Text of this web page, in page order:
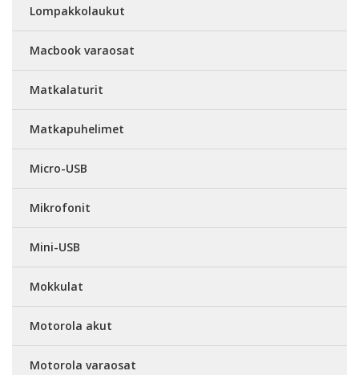
Lompakkolaukut
Macbook varaosat
Matkalaturit
Matkapuhelimet
Micro-USB
Mikrofonit
Mini-USB
Mokkulat
Motorola akut
Motorola varaosat